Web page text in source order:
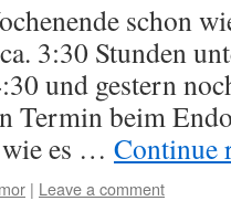
schon
3:30 Stunden
und gestern
Termin beim
es … Continue
| Leave a comment